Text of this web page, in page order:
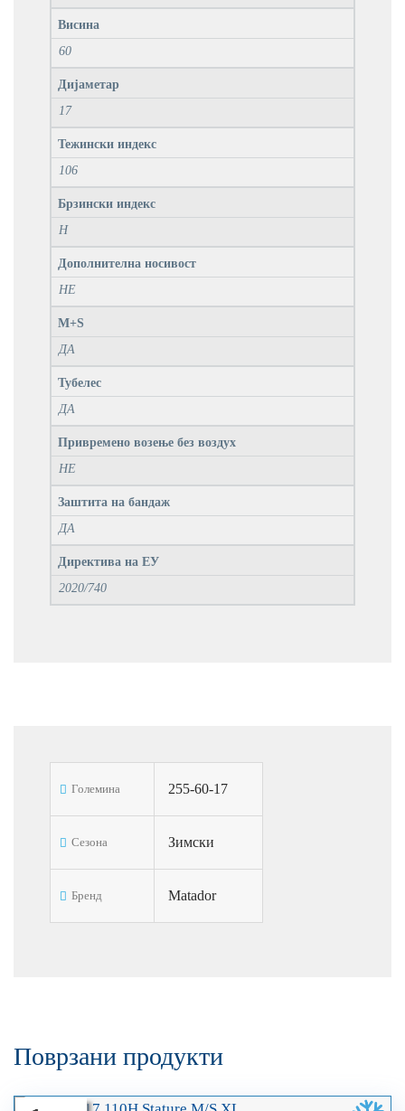
Висина
60
Дијаметар
17
Тежински индекс
106
Брзински индекс
H
Дополнителна носивост
НЕ
M+S
ДА
Тубелес
ДА
Привремено возење без воздух
НЕ
Заштита на бандаж
ДА
Директива на ЕУ
2020/740
Големина 255-60-17
Сезона Зимски
Бренд Matador
Поврзани продукти